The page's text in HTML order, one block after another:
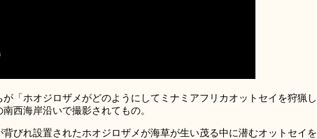
「ホオジロザメがどのようにしてミナミアフリカオットセイを狩猟し
西海岸沿いで撮影されてもの。
びれ設置されたホオジロザメが海草が生い茂る中に潜むオットセイを